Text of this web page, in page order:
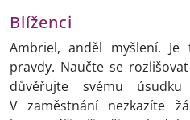
Blíženci
Ambriel, anděl myšlení.
pravdy. Naučte se
důvěřujte svému
V zaměstnání nezkazíte